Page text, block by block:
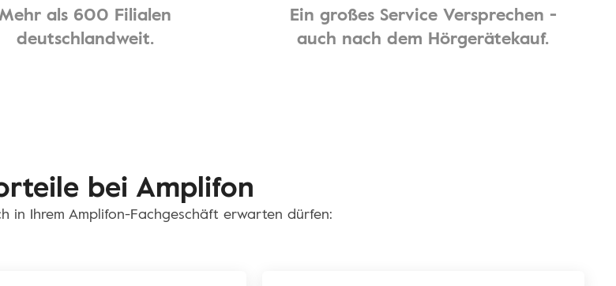
als 600 Filialen
deutschlandweit.
Ein großes Service Versprechen -
auch nach dem Hörgerätekauf.
bei Amplifon
in Ihrem Amplifon-Fachgeschäft erwarten dürfen: